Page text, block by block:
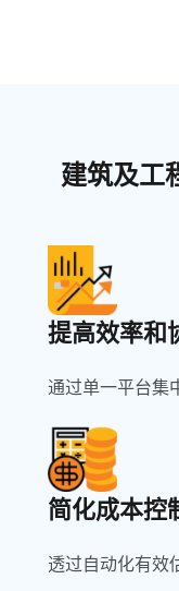
建筑及工
提高效率和
通过单一平台集
简化成本控
透过自动化有效